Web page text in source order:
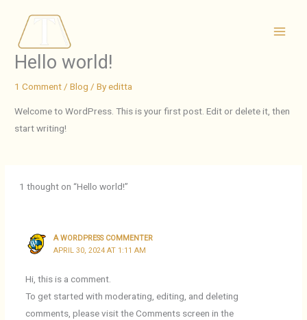
content
Hello world!
1 Comment/Blog / Byeditta
Welcome to WordPress. This is your first post. Edit or delete it, then
start writing!
1 thought on “Hello world!”
A WORDPRESS COMMENTER
APRIL 30, 2024 AT 1:11 AM
Hi, this is a comment.
To get started with moderating, editing, and deleting
comments, please visit the Comments screen in the